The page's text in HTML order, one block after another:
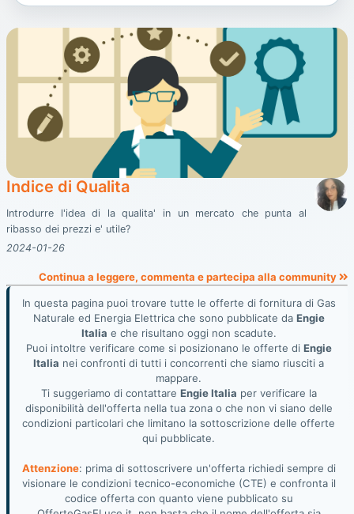
Indice di Qualita
Introdurre l'idea di la qualita' in un mercato che punta al
ribasso dei prezzi e' utile?
2024-01-26
Continua a leggere, commenta e partecipa alla community
In questa pagina puoi trovare tutte le offerte di fornitura di Gas
Naturale ed Energia Elettrica che sono pubblicate da Engie
Italia e che risultano oggi non scadute.
Puoi intoltre verificare come si posizionano le offerte di Engie
Italia nei confronti di tutti i concorrenti che siamo riusciti a
mappare.
Ti suggeriamo di contattare Engie Italia per verificare la
disponibilità dell'offerta nella tua zona o che non vi siano delle
condizioni particolari che limitano la sottoscrizione delle offerte
qui pubblicate.
Attenzione: prima di sottoscrivere un'offerta richiedi sempre di
visionare le condizioni tecnico-economiche (CTE) e confronta il
codice offerta con quanto viene pubblicato su